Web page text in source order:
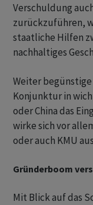
Verschuldung
zurückzuführen,
staatliche Hilfen
nachhaltiges
Weiter
Konjunktur in
oder China das
wirke sich vor
oder auch KMU
Gründerboom
Mit Blick auf das